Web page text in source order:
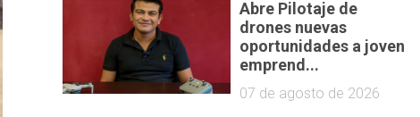
Abre Pilotaje de
drones nuevas
oportunidades a joven
emprend...
07 de agosto de 2026